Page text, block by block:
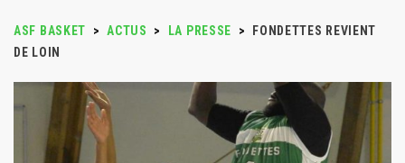
ASF BASKET > ACTUS > LA PRESSE >
FONDETTES REVIENT
DE LOIN